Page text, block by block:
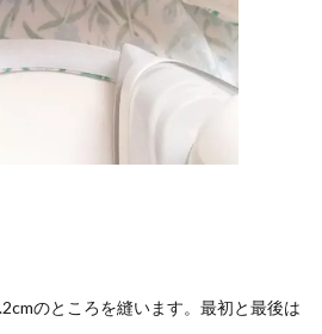
のところを縫います。最初と最後は